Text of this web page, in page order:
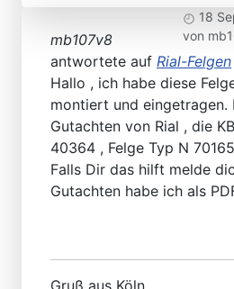
18
von
mb107v8
antwortete auf Rial-Felgen
Hallo , ich habe diese
montiert und eingetragen.
Gutachten von Rial , die
40364 , Felge Typ N
Falls Dir das hilft melde
Gutachten habe ich als